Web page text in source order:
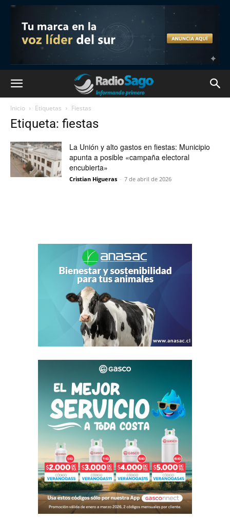
Inicio Etiquetas Fiestas
Etiqueta: fiestas
La Unión y alto gastos en fiestas: Municipio
apunta a posible «campaña electoral
encubierta»
Cristian Higueras - 7 de abril de 2026